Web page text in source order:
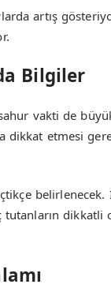
artış
Bilgiler
vakti de
etmesi
dikkatli